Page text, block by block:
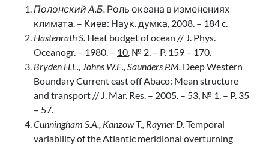
Полонский А.Б. Роль океана в изменениях
климата. – Киев: Наук. думка, 2008. – 184 c.
Hastenrath S. Heat budget of ocean // J. Phys.
Oceanogr. – 1980. – 10, № 2. – P. 159 – 170.
Bryden H.L., Johns W.E., Saunders P.M. Deep Western
Boundary Current east off Abaco: Mean structure
and transport // J. Mar. Res. – 2005. – 53, № 1. – P. 35
– 57.
Cunningham S.A., Kanzow T., Rayner D.Temporal
variability of the Atlantic meridional overturning